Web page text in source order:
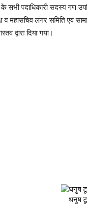
के सभी पदाधिकारी सदस्य गण
व महासचिव लंगर समिति एवं
द्वारा दिया गया।
धनुष